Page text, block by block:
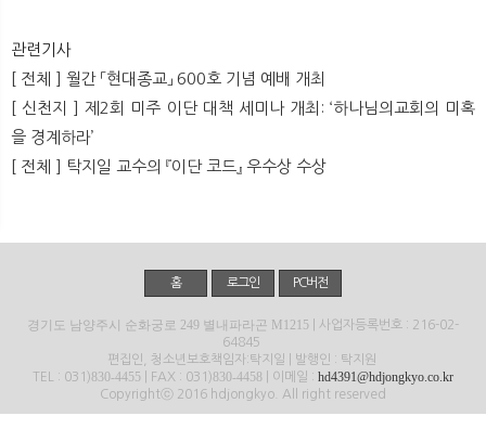
관련기사
[ 전체 ] 월간 「현대종교」 600호 기념 예배 개최
[ 신천지 ] 제2회 미주 이단 대책 세미나 개최: ‘하나님의교회의 미혹
을 경계하라’
[ 전체 ] 탁지일 교수의 『이단 코드』 우수상 수상
홈 로그인 PC버전
경기도 남양주시 순화궁로 249 별내파라곤 M1215 | 사업자등록번호 : 216-02-
64845
편집인, 청소년보호책임자:탁지일 | 발행인 : 탁지원
TEL : 031)830-4455 | FAX : 031)830-4458 | 이메일 : hd4391@hdjongkyo.co.kr
Copyrightⓒ 2016 hdjongkyo. All right reserved